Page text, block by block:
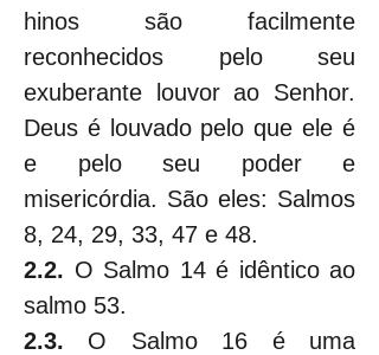
hinos são facilmente
reconhecidos pelo seu
exuberante louvor ao Senhor.
Deus é louvado pelo que ele é
e pelo seu poder e
misericórdia. São eles: Salmos
8, 24, 29, 33, 47 e 48.
2.2. O Salmo 14 é idêntico ao
salmo 53.
2.3. O Salmo 16 é uma